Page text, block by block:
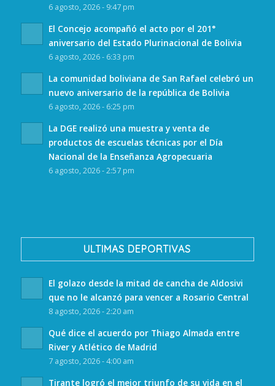
6 agosto, 2026 - 9:47 pm
El Concejo acompañó el acto por el 201°
aniversario del Estado Plurinacional de Bolivia
6 agosto, 2026 - 6:33 pm
La comunidad boliviana de San Rafael celebró un
nuevo aniversario de la república de Bolivia
6 agosto, 2026 - 6:25 pm
La DGE realizó una muestra y venta de
productos de escuelas técnicas por el Día
Nacional de la Enseñanza Agropecuaria
6 agosto, 2026 - 2:57 pm
ULTIMAS DEPORTIVAS
El golazo desde la mitad de cancha de Aldosivi
que no le alcanzó para vencer a Rosario Central
8 agosto, 2026 - 2:20 am
Qué dice el acuerdo por Thiago Almada entre
River y Atlético de Madrid
7 agosto, 2026 - 4:00 am
Tirante logró el mejor triunfo de su vida en el